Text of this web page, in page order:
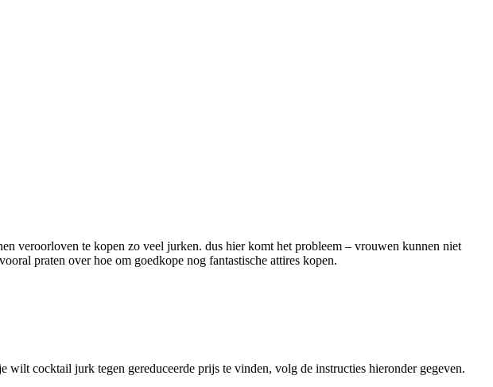
veroorloven te kopen zo veel jurken. dus hier komt het probleem – vrouwen kunnen niet
praten over hoe om goedkope nog fantastische attires kopen.
cocktail jurk tegen gereduceerde prijs te vinden, volg de instructies hieronder gegeven.